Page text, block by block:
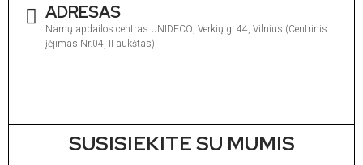
ADRESAS
Namų apdailos centras UNIDECO, Verkių g. 44, Vilnius (Centrinis
įėjimas Nr.04, II aukštas)
SUSISIEKITE SU MUMIS